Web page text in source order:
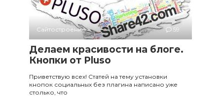
Сайтостроение 59
Делаем красивости на блоге.
Кнопки от Pluso
Приветствую всех! Статей на тему установки
кнопок социальных без плагина написано уже
столько, что